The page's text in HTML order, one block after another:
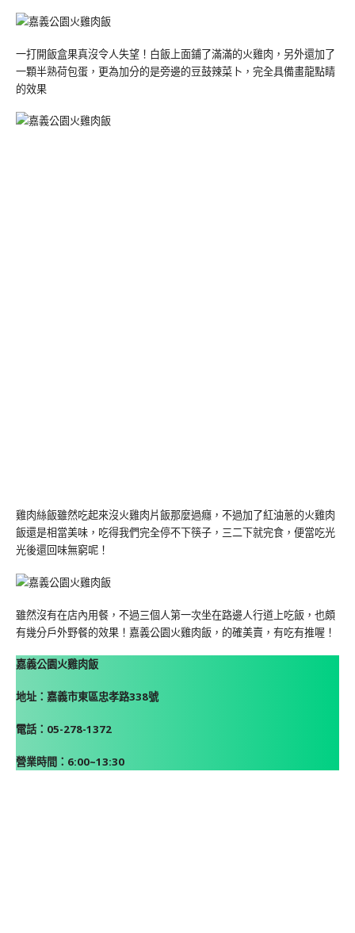
一打開飯盒果真沒令人失望！白飯上面鋪了滿滿的火雞肉，另外還加了
一顆半熟荷包蛋，更為加分的是旁邊的豆鼓辣菜卜，完全具備畫龍點睛
的效果
雞肉絲飯雖然吃起來沒火雞肉片飯那麼過癮，不過加了紅油蔥的火雞肉
飯還是相當美味，吃得我們完全停不下筷子，三二下就完食，便當吃光
光後還回味無窮呢！
雖然沒有在店內用餐，不過三個人第一次坐在路邊人行道上吃飯，也頗
有幾分戶外野餐的效果！嘉義公園火雞肉飯，的確美賣，有吃有推喔！
嘉義公園火雞肉飯
地址：嘉義市東區忠孝路338號
電話：05-278-1372
營業時間：6:00~13:30